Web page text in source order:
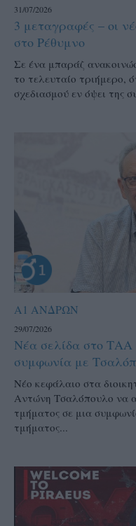
31/07/2026
3 μεταγραφές – οι
στο Ρέθυμνο
Σε ένα μπαράζ
το τελευταίο τριήμερο,
σχεδιασμού εν όψει της
Α1 ΑΝΔΡΩΝ
29/07/2026
Νέα σελίδα στο ΤΑΑ
συμφωνία με
Νέο κεφάλαιο στα
Αντώνη Τσαλόπουλο να
τμήματος σε μια
τμήματος...